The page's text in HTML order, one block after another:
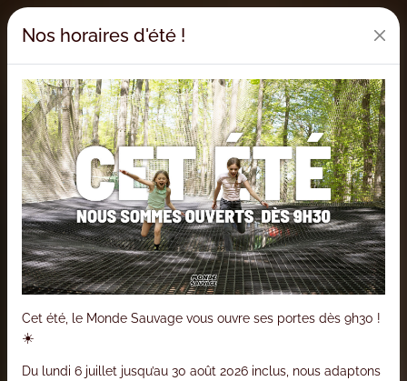
Nos horaires d'été !
Cet été, le Monde Sauvage vous ouvre ses portes dès 9h30 !
☀️
Du lundi 6 juillet jusqu’au 30 août 2026 inclus, nous adaptons